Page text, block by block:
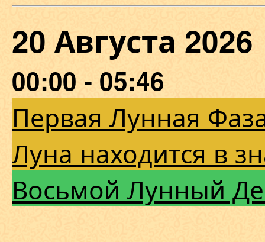
20 Августа
00:00 - 05:46
Первая Лунная
Луна находится в
Восьмой Лунный